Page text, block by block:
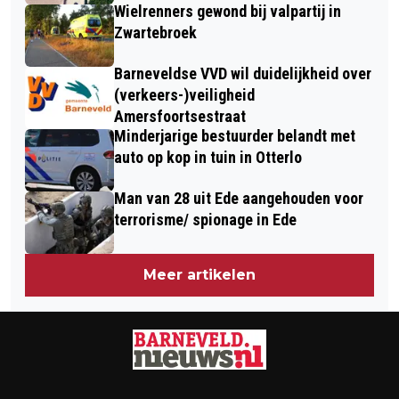
Wielrenners gewond bij valpartij in
Zwartebroek
Barneveldse VVD wil duidelijkheid over
(verkeers-)veiligheid
Amersfoortsestraat
Minderjarige bestuurder belandt met
auto op kop in tuin in Otterlo
Man van 28 uit Ede aangehouden voor
terrorisme/ spionage in Ede
Meer artikelen